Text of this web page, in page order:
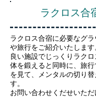
ラクロス合
ラクロス合宿に必要なグ
や旅行をご紹介いたします
良い施設でじっくりラク
体を鍛えると同時に、旅
を見て、メンタルの切り
す。
お問い合わせくだせいた